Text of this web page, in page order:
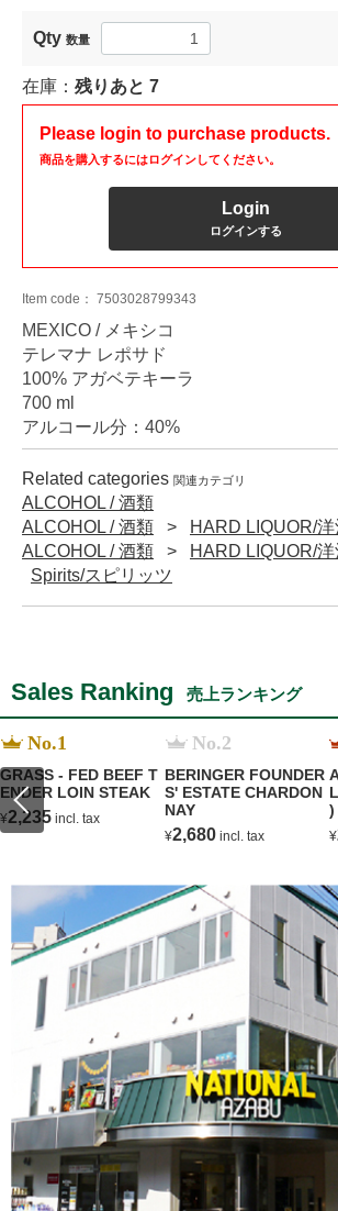
Qty 数量
在庫： 残りあと 7
Please login to purchase products.
商品を購入するにはログインしてください。
Login
ログインする
Item code： 7503028799343
MEXICO / メキシコ
テレマナ レポサド
100% アガベテキーラ
700 ml
アルコール分：40%
Related categories 関連カテゴリ
ALCOHOL / 酒類
ALCOHOL / 酒類
HARD LIQUOR/洋
ALCOHOL / 酒類
HARD LIQUOR/洋
Spirits/スピリッツ
Sales Ranking 売上ランキング
No.1
GRASS - FED BEEF T
ENDER LOIN STEAK
¥2,235 incl. tax
No.2
BERINGER FOUNDER
S' ESTATE CHARDON
NAY
¥2,680 incl. tax
)
¥